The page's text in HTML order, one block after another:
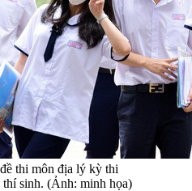
thi môn địa lý kỳ thi
sinh. (Ảnh: minh họa)